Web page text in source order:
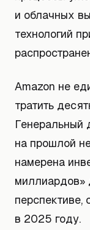
и облачных
технологий
Amazon не
тратить
Генеральный
на прошлой
намерена
миллиардов»
в 2025 году.